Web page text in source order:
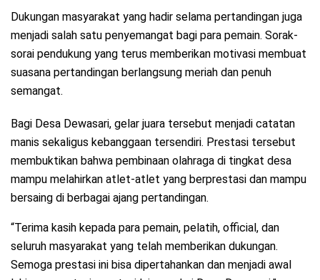
Dukungan masyarakat yang hadir selama pertandingan juga
menjadi salah satu penyemangat bagi para pemain. Sorak-
sorai pendukung yang terus memberikan motivasi membuat
suasana pertandingan berlangsung meriah dan penuh
semangat.
Bagi Desa Dewasari, gelar juara tersebut menjadi catatan
manis sekaligus kebanggaan tersendiri. Prestasi tersebut
membuktikan bahwa pembinaan olahraga di tingkat desa
mampu melahirkan atlet-atlet yang berprestasi dan mampu
bersaing di berbagai ajang pertandingan.
“Terima kasih kepada para pemain, pelatih, official, dan
seluruh masyarakat yang telah memberikan dukungan.
Semoga prestasi ini bisa dipertahankan dan menjadi awal